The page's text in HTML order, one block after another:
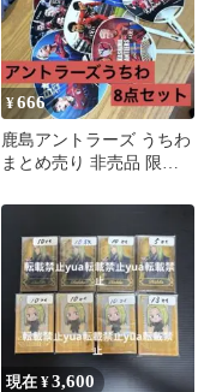
¥666
鹿島アントラーズ うちわ
まとめ売り 非売品 限定
現在 ¥3,600